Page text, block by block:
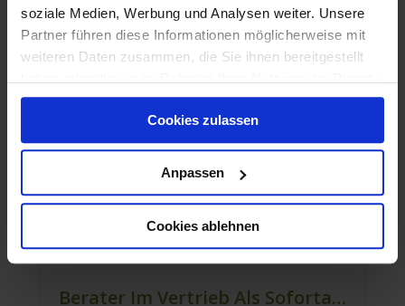
soziale Medien, Werbung und Analysen weiter. Unsere
Partner führen diese Informationen möglicherweise mit
weiteren Daten zusammen, die Sie ihnen bereitgestellt
gesammelt haben.
Cookies zulassen
Anpassen
Cookies ablehnen
Quereinsteiger In Der Kundenberatung (m/w/d)
Mitarbeiter Verkauf – Festanstellung (m/w/d)
Berater Im Vertrieb Als Sofortanstellung (m/w/d)